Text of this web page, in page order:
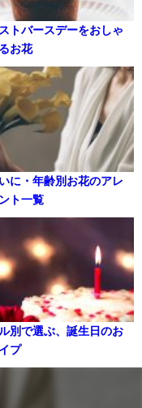
トバースデーをおしゃ
お花
に・年齢別お花のアレ
ト一覧
別で選ぶ、誕生日のお
プ